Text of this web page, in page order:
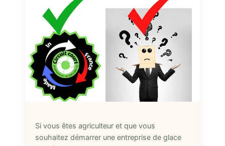
Si vous êtes agriculteur et que vous
souhaitez démarrer une entreprise de glace